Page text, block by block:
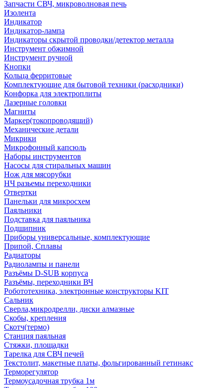
Запчасти СВЧ, микроволновая печь
Изолента
Индикатор
Индикатор-лампа
Индикаторы скрытой проводки/детектор металла
Инструмент обжимной
Инструмент ручной
Кнопки
Кольца ферритовые
Комплектующие для бытовой техники (расходники)
Конфорка для электроплиты
Лазерные головки
Магниты
Маркер(токопроводящий)
Механические детали
Микрики
Микрофонный капсюль
Наборы инструментов
Насосы для стиральных машин
Нож для мясорубки
НЧ разьемы переходники
Отвертки
Панельки для микросхем
Паяльники
Подставка для паяльника
Подшипник
Приборы универсальные, комплектующие
Припой, Сплавы
Радиаторы
Радиолампы и панели
Разъёмы D-SUB корпуса
Разъёмы, переходники ВЧ
Робототехника, электронные конструкторы KIT
Сальник
Сверла,микродрелли, диски алмазные
Скобы, крепления
Скотч(термо)
Станция паяльная
Стяжки, площадки
Тарелка для СВЧ печей
Текстолит, макетные платы, фольгированный гетинакс
Терморегулятор
Термоусадочная трубка 1м